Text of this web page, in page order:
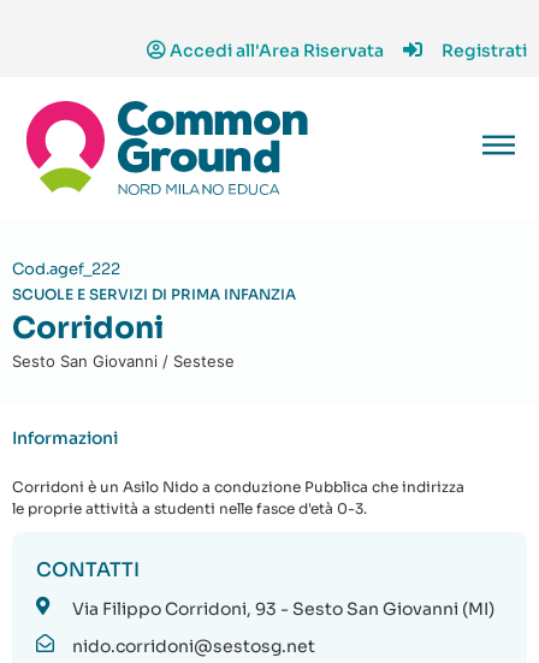
Accedi all'Area Riservata Registrati
Cod.agef_222
SCUOLE E SERVIZI DI PRIMA INFANZIA
Corridoni
Sesto San Giovanni / Sestese
Informazioni
Corridoni è un Asilo Nido a conduzione Pubblica che indirizza
le proprie attività a studenti nelle fasce d'età 0-3.
CONTATTI
Via Filippo Corridoni, 93 - Sesto San Giovanni (MI)
nido.corridoni@sestosg.net